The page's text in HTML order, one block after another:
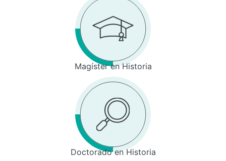
Magíster en Historia
Doctorado en Historia